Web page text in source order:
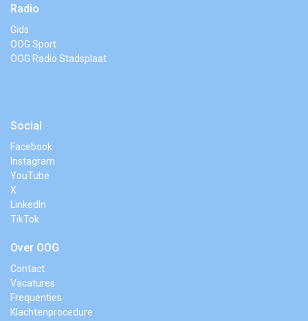
Radio
Gids
OOG Sport
OOG Radio Stadsplaat
Social
Facebook
Instagram
YouTube
X
LinkedIn
TikTok
Over OOG
Contact
Vacatures
Frequenties
Klachtenprocedure